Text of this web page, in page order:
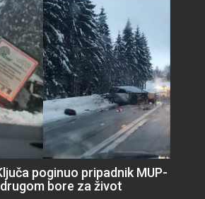
poginuo pripadnik MUP-
bore za život